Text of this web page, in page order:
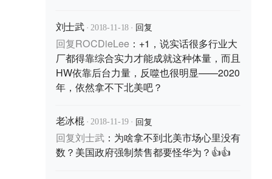
刘士武 · 2018-11-18 · 回复
回复ROCDieLee： +1，说实话很多行业大
厂都得靠综合实力才能成就这种体量，而且
HW依靠后台力量，反噬也很明显——2020
年，依然拿不下北美吧？
老冰棍 · 2018-11-19 · 回复
回复刘士武： 为啥拿不到北美市场心里没有
数？美国政府强制禁售都要怪华为？👍👍